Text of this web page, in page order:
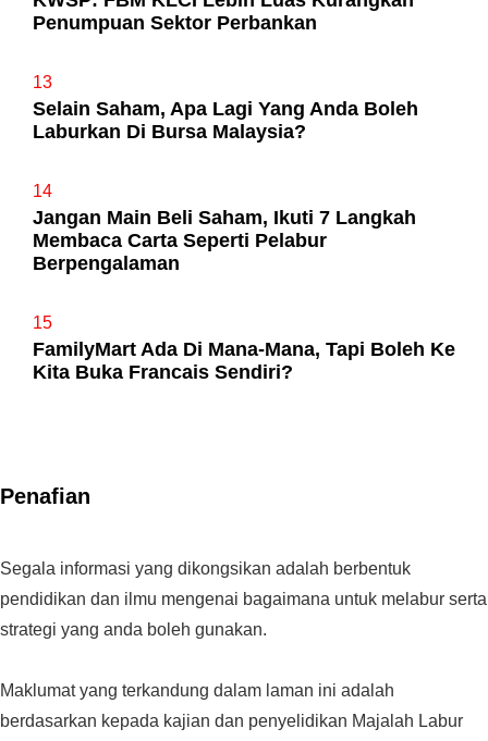
Penumpuan Sektor Perbankan
13
Selain Saham, Apa Lagi Yang Anda Boleh
Laburkan Di Bursa Malaysia?
14
Jangan Main Beli Saham, Ikuti 7 Langkah
Membaca Carta Seperti Pelabur
Berpengalaman
15
FamilyMart Ada Di Mana-Mana, Tapi Boleh Ke
Kita Buka Francais Sendiri?
Penafian
Segala informasi yang dikongsikan adalah berbentuk
pendidikan dan ilmu mengenai bagaimana untuk melabur serta
strategi yang anda boleh gunakan.
Maklumat yang terkandung dalam laman ini adalah
berdasarkan kepada kajian dan penyelidikan Majalah Labur